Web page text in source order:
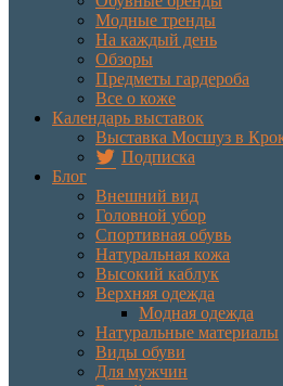
Модные тренды
На каждый день
Обзоры
Предметы гардероба
Все о коже
Календарь выставок
Выставка Мосшуз в
Подписка
Блог
Внешний вид
Головной убор
Спортивная обувь
Натуральная кожа
Высокий каблук
Верхняя одежда
Модная одежда
Натуральные материалы
Виды обуви
Для мужчин